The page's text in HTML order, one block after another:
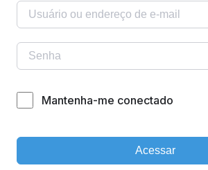
Mantenha-me conectado
Acessar